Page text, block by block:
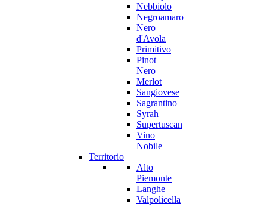
Nebbiolo
Negroamaro
Nero
d'Avola
Primitivo
Pinot
Nero
Merlot
Sangiovese
Sagrantino
Syrah
Supertuscan
Vino
Nobile
Territorio
Alto
Piemonte
Langhe
Valpolicella